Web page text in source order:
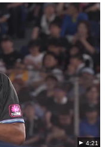
4:21